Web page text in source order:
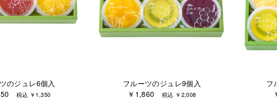
のジュレ6個入
税込 ￥1,350
フルーツのジュレ9個入
￥1,860税込 ￥2,008
フ